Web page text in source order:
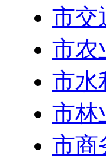
市交
市农
市水
市林
市商